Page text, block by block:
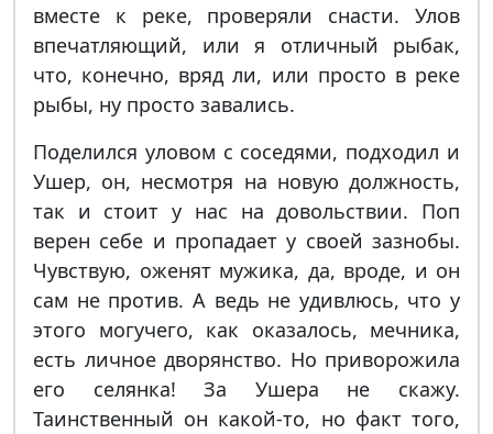
вместе к реке, проверяли снасти. Улов
впечатляющий, или я отличный рыбак,
что, конечно, вряд ли, или просто в реке
рыбы, ну просто завались.
Поделился уловом с соседями, подходил и
Ушер, он, несмотря на новую должность,
так и стоит у нас на довольствии. Поп
верен себе и пропадает у своей зазнобы.
Чувствую, оженят мужика, да, вроде, и он
сам не против. А ведь не удивлюсь, что у
этого могучего, как оказалось, мечника,
есть личное дворянство. Но приворожила
его селянка! За Ушера не скажу.
Таинственный он какой-то, но факт того,